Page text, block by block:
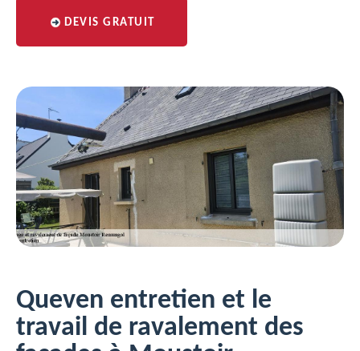
DEVIS GRATUIT
Queven entretien et le
travail de ravalement des